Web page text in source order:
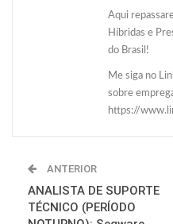
Aqui
Híbridas e
do Brasil!
Me siga no
sobre
https://
ANTERIOR
ANALISTA DE SUPORTE
TÉCNICO (PERÍODO